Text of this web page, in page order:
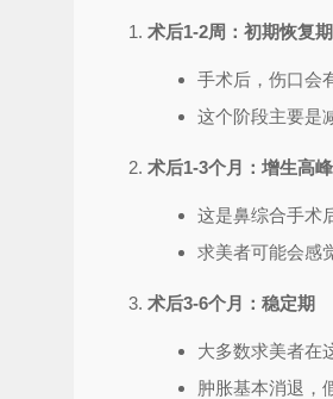
术后1-2周：初期恢复期
手术后，伤口会
这个阶段主要是
术后1-3个月：增生高
这是鼻综合手术
求美者可能会感
术后3-6个月：稳定期
大多数求美者在
肿胀基本消退，